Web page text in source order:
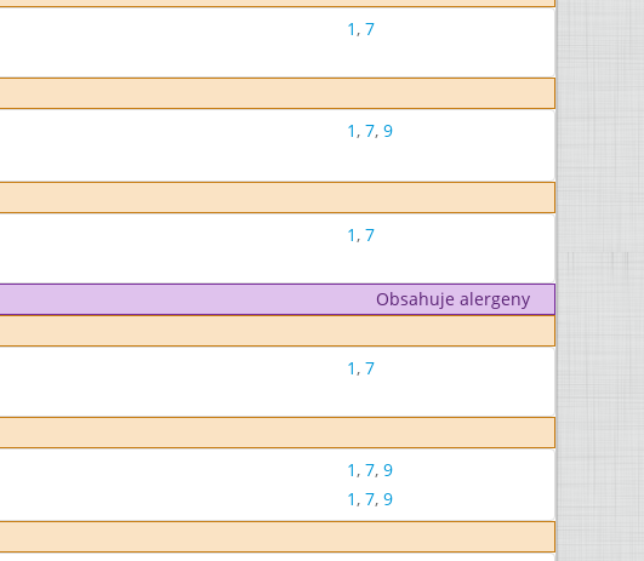
1, 7
1, 7, 9
1, 7
Obsahuje alergeny
1, 7
1, 7, 9
1, 7, 9